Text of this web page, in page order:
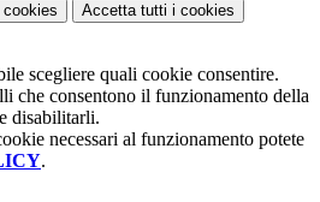
cookies Accetta tutti i cookies
scegliere quali cookie consentire.
che consentono il funzionamento della
disabilitarli.
necessari al funzionamento potete
.